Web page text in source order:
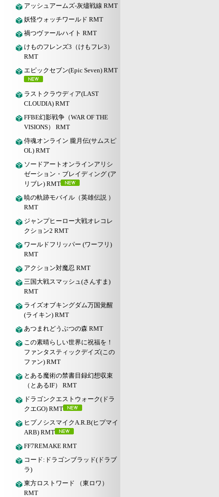
アッシュアームズ‐灰燼戦線 RMT
妖怪ウォッチワールド RMT
禍つヴァールハイト RMT
けものフレンズ3（けもフレ3）
RMT
エピックセブン(Epic Seven) RMT
ラストクラウディア(LAST
CLOUDIA) RMT
FFBE幻影戦争（WAR OF THE
VISIONS） RMT
侍魂オンライン 朧月伝(サムスピ
OL) RMT
ソードアートオンラインアリシ
ゼーション・ブレイディング (ア
リブレ) RMT
暁の軌跡モバイル（英雄伝説 ）
RMT
ジャンプヒーロー大戦オレコレ
クション2 RMT
ワールドフリッパー (ワーフリ)
RMT
アクション対魔忍 RMT
三国大戦スマッシュ(さんすま)
RMT
ライズオブキングダム万国覚醒
(ライキン) RMT
あつまれどうぶつの森 RMT
この素晴らしい世界に祝福を！
ファンタスティックデイズ(この
ファン) RMT
とある魔術の禁書目録幻想収束
（とあるIF） RMT
ドラゴンクエストウォーク(ドラ
クエGO) RMT
ヒプノシスマイクA.R.B(ヒプマイ
ARB) RMT
FF7REMAKE RMT
コード:ドラゴンブラッド(ドラブ
ラ)
東方ロストワード （東ロワ）
RMT